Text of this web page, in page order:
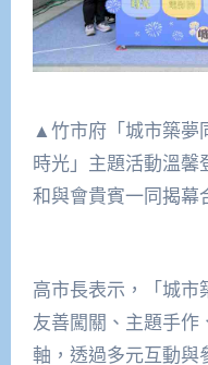
▲竹市府「城市築夢
時光」主題活動溫馨
和與會貴賓一同揭幕
高市長表示，「城市
友善闖關、主題手作
軸，透過多元互動與